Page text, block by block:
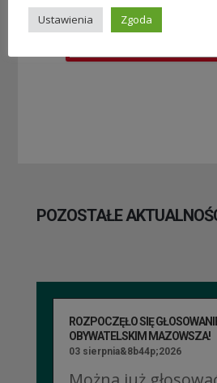
sierpnia&8b44p;2026
POZOSTAŁE
ROZPOCZĘŁO SIĘ
OBYWATELSKIM MAZOWSZA!
03 sierpnia&8b44p;2026
Ustawienia Zgoda